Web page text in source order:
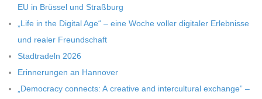
EU in Brüs­sel und Straßburg
„Life in the Digi­tal Age“ – eine Woche vol­ler digi­ta­ler Erleb­nisse
und rea­ler Freundschaft
Stadt­ra­deln 2026
Erin­ne­run­gen an Hannover
„Demo­cracy con­nects: A crea­tive and inter­cul­tu­ral exch­ange” –